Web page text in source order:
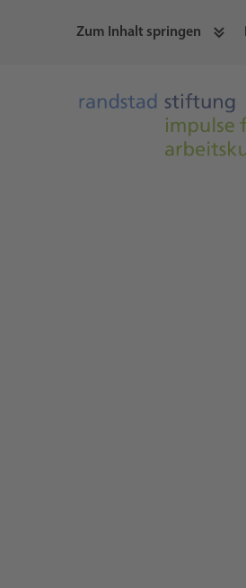
Zum Inhalt springen